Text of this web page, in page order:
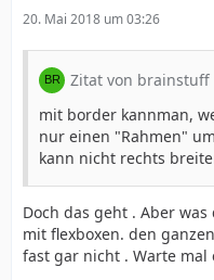
20. Mai 2018 um 03:26
Zitat von brainstuff
mit border kannman,
nur einen "Rahmen"
kann nicht rechts
Doch das geht . Aber
mit flexboxen. den
fast gar nicht . Warte mal